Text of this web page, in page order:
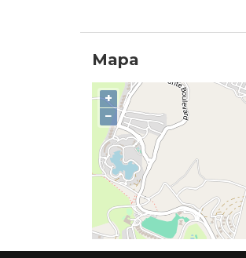
Mapa
+
−